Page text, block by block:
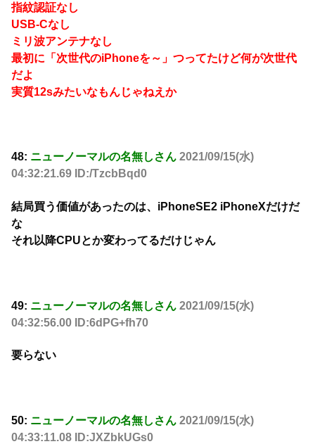
指紋認証なし
USB-Cなし
ミリ波アンテナなし
最初に「次世代のiPhoneを～」つってたけど何が次世代
だよ
実質12sみたいなもんじゃねえか
48: ニューノーマルの名無しさん 2021/09/15(水)
04:32:21.69 ID:/TzcbBqd0
結局買う価値があったのは、iPhoneSE2 iPhoneXだけだ
な
それ以降CPUとか変わってるだけじゃん
49: ニューノーマルの名無しさん 2021/09/15(水)
04:32:56.00 ID:6dPG+fh70
要らない
50: ニューノーマルの名無しさん 2021/09/15(水)
04:33:11.08 ID:JXZbkUGs0